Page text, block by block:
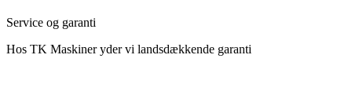
Service og garanti
Hos TK Maskiner yder vi landsdækkende garanti